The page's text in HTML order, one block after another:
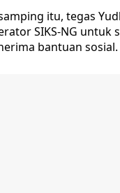
itu, tegas
SIKS-NG untuk
bantuan sosial.